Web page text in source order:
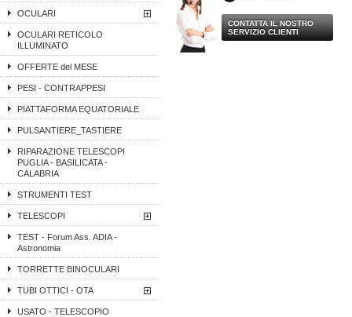
OCULARI
OCULARI RETICOLO
ILLUMINATO
OFFERTE del MESE
PESI - CONTRAPPESI
PIATTAFORMA EQUATORIALE
PULSANTIERE_TASTIERE
RIPARAZIONE TELESCOPI
PUGLIA - BASILICATA -
CALABRIA
STRUMENTI TEST
TELESCOPI
TEST - Forum Ass. ADIA -
Astronomia
TORRETTE BINOCULARI
TUBI OTTICI - OTA
USATO - TELESCOPIO
CONTATTA IL NOSTRO
SERVIZIO CLIENTI